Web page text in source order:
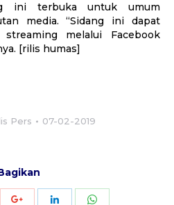
ini terbuka untuk umum
media. “Sidang ini dapat
melalui Facebook
[rilis humas]
Pers 07-02-2019